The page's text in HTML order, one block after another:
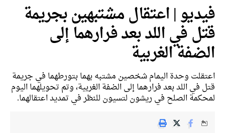
فيديو | اعتقال مشتبهين بجريمة
قتل في اللد بعد فرارهما إلى
الضفة الغربية
اعتقلت وحدة اليمام شخصين مشتبه بهما بتورطهما في جريمة
قتل في اللد بعد فرارهما إلى الضفة الغربية، وتم تحويلهما اليوم
لمحكمة الصلح في ريشون لتسيون للنظر في تمديد اعتقالهما.